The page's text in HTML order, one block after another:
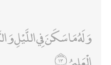
وَلَهُ مَا سَكَنَ فِي اللَّيْلِ